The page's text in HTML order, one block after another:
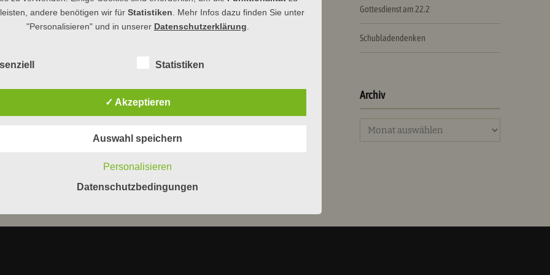
,Gottesdienst
2022
England, Wales und Nordirland Zukunftsplan: Hoffnung Einladung zum ökumenischen
den 4.3. um 18 Uhr im Ev. Gemeindehaus Am Zwingel 3 in Dillenburg Am Weltgebetstag […]
Gottesdienst am 22.2
Schubladendenken
Archiv
Archiv
andere benötigen wir für Statistiken . Mehr Infos dazu finden Sie unter
"Personalisieren" und in unserer Datenschutzerklärung
Statistiken
✓ Akzeptieren
Auswahl speichern
Personalisieren
Datenschutzbedingungen